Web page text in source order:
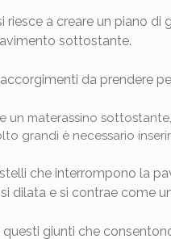
riesce a creare un piano
sottostante.
da prendere
un materassino
grandi è necessario
che interrompono la
si dilata e si contrae come
giunti che